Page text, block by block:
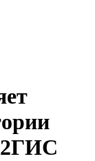
2ГИС